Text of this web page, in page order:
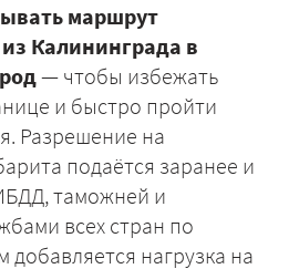
маршрут
Калининграда в
— чтобы избежать
и быстро пройти
Разрешение на
подаётся заранее и
таможней и
всех стран по
добавляется нагрузка на
ЗАКАЗАТЬ